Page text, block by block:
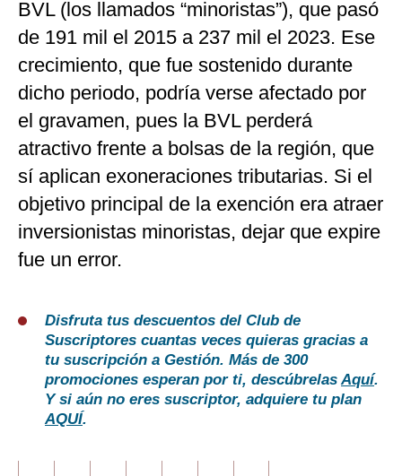
BVL (los llamados “minoristas”), que pasó
de 191 mil el 2015 a 237 mil el 2023. Ese
crecimiento, que fue sostenido durante
dicho periodo, podría verse afectado por
el gravamen, pues la BVL perderá
atractivo frente a bolsas de la región, que
sí aplican exoneraciones tributarias. Si el
objetivo principal de la exención era atraer
inversionistas minoristas, dejar que expire
fue un error.
Disfruta tus descuentos del Club de
Suscriptores cuantas veces quieras gracias a
tu suscripción a Gestión. Más de 300
promociones esperan por ti, descúbrelasAquí.
Y si aún no eres suscriptor, adquiere tu plan
AQUÍ.